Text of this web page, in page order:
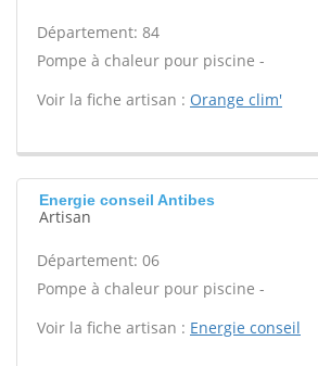
Département: 84
Pompe à chaleur pour piscine -
Voir la fiche artisan : Orange clim'
Energie conseil Antibes
Artisan
Département: 06
Pompe à chaleur pour piscine -
Voir la fiche artisan : Energie conseil